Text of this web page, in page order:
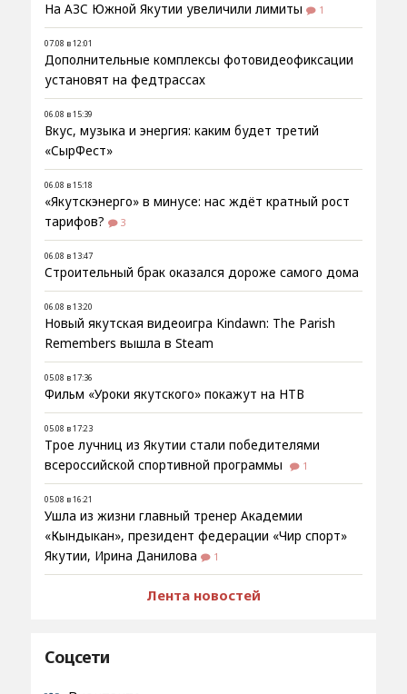
На АЗС Южной Якутии увеличили лимиты 1
07.08 в 12:01
Дополнительные комплексы фотовидеофиксации
установят на федтрассах
06.08 в 15:39
Вкус, музыка и энергия: каким будет третий
«СырФест»
06.08 в 15:18
«Якутскэнерго» в минусе: нас ждёт кратный рост
тарифов?
3
06.08 в 13:47
Строительный брак оказался дороже самого дома
06.08 в 13:20
Новый якутская видеоигра Kindawn: The Parish
Remembers вышла в Steam
05.08 в 17:36
Фильм «Уроки якутского» покажут на НТВ
05.08 в 17:23
Трое лучниц из Якутии стали победителями
всероссийской спортивной программы
1
05.08 в 16:21
Ушла из жизни главный тренер Академии
«Кындыкан», президент федерации «Чир спорт»
Якутии, Ирина Данилова
1
Лента новостей
Соцсети